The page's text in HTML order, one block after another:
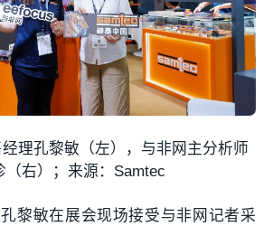
理孔黎敏（左），与非网主分析师
（右）；来源：Samtec
黎敏在展会现场接受与非网记者采